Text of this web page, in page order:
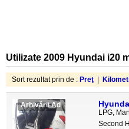
Utilizate 2009 Hyundai i20
Sort rezultat prin de : Preţ
Arhivării Ad
LPG,
Second